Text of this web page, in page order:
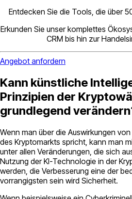
Entdecken Sie die Tools, die über
Erkunden Sie unser komplettes
CRM bis hin zur
Angebot anfordern
Kann künstliche
Prinzipien der
grundlegend
Wenn man über die Auswirkungen
des Kryptomarkts spricht, kann man
unter allen Veränderungen, die sich
Nutzung der KI-Technologie in der
werden, die Verbesserung eine der
vorrangigsten sein wird Sicherheit.